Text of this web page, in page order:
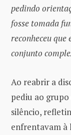
pedindo
fosse tomada
reconheceu que
conjunto
Ao reabrir a
pediu ao grupo
silêncio,
enfrentavam à